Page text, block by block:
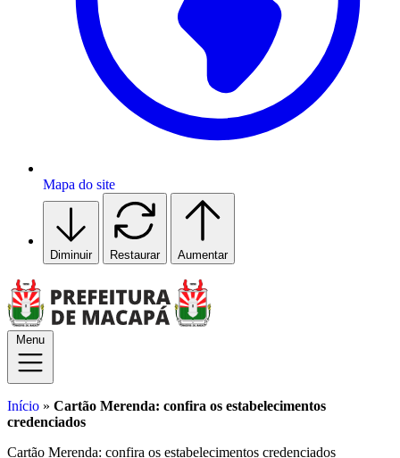
Mapa do site
Diminuir Restaurar Aumentar
Menu
Início » Cartão Merenda: confira os estabelecimentos
credenciados
Cartão Merenda: confira os estabelecimentos credenciados